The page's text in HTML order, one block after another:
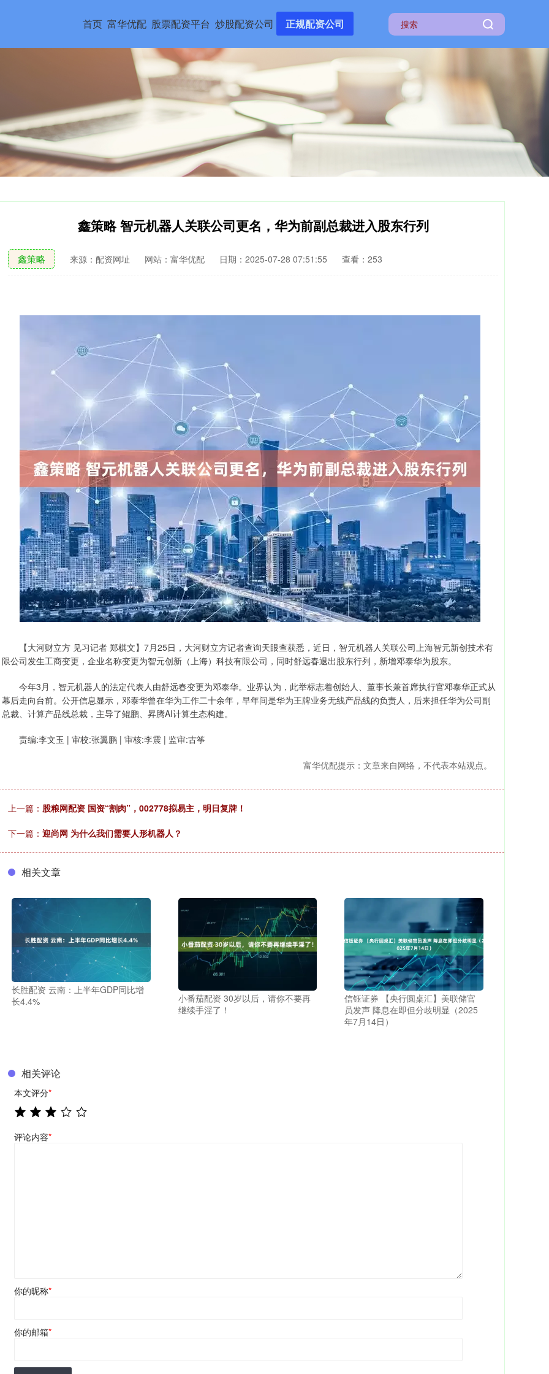
首页 富华优配 股票配资平台 炒股配资公司 正规配资公司
鑫策略 智元机器人关联公司更名，华为前副总裁进入股东行列
鑫策略 来源：配资网址 网站：富华优配 日期：2025-07-28 07:51:55 查看：253
【大河财立方 见习记者 郑棋文】7月25日，大河财立方记者查询天眼查获悉，近日，智元机器人关联公司上海智元新创技术有
限公司发生工商变更，企业名称变更为智元创新（上海）科技有限公司，同时舒远春退出股东行列，新增邓泰华为股东。
今年3月，智元机器人的法定代表人由舒远春变更为邓泰华。业界认为，此举标志着创始人、董事长兼首席执行官邓泰华正式从
幕后走向台前。公开信息显示，邓泰华曾在华为工作二十余年，早年间是华为王牌业务无线产品线的负责人，后来担任华为公司副
总裁、计算产品线总裁，主导了鲲鹏、昇腾AI计算生态构建。
责编:李文玉 | 审校:张翼鹏 | 审核:李震 | 监审:古筝
富华优配提示：文章来自网络，不代表本站观点。
上一篇： 股粮网配资 国资“割肉”，002778拟易主，明日复牌！
下一篇： 迎尚网 为什么我们需要人形机器人？
相关文章
长胜配资 云南：上半年GDP同比增
长4.4%
小番茄配资 30岁以后，请你不要再
继续手淫了！
信钰证券 【央行圆桌汇】美联储官
员发声 降息在即但分歧明显（2025
年7月14日）
相关评论
本文评分*
评论内容*
你的昵称*
你的邮箱*